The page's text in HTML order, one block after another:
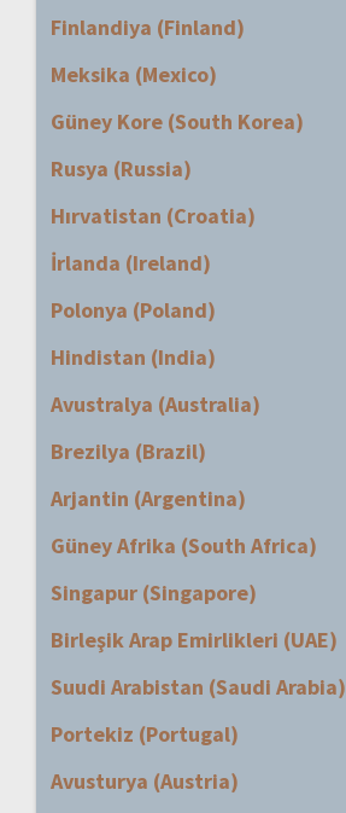
Finlandiya (Finland)
Meksika (Mexico)
Güney Kore (South Korea)
Rusya (Russia)
Hırvatistan (Croatia)
İrlanda (Ireland)
Polonya (Poland)
Hindistan (India)
Avustralya (Australia)
Brezilya (Brazil)
Arjantin (Argentina)
Güney Afrika (South Africa)
Singapur (Singapore)
Birleşik Arap Emirlikleri (UAE)
Suudi Arabistan (Saudi Arabia)
Portekiz (Portugal)
Avusturya (Austria)